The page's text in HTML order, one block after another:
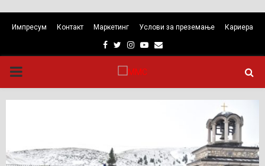
Импресум Контакт Маркетинг Услови за преземање Кариера
Facebook
TwitterInstagram
Youtube
Email
PRIMARY
MENU